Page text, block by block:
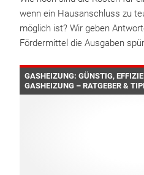
wenn ein Hausanschluss zu
möglich ist? Wir geben
Fördermittel die Ausgaben
GASHEIZUNG: GÜNSTIG,
GASHEIZUNG – RATGEBER &